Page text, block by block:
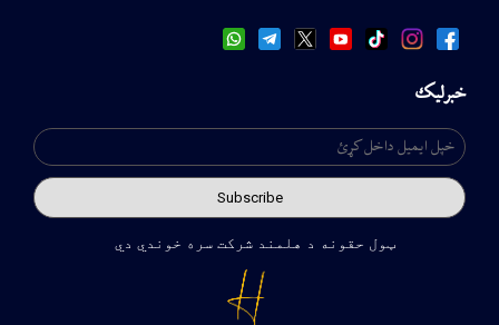
خبرلیک
ټول حقونه د هلمند شرکت سره خوندي دي